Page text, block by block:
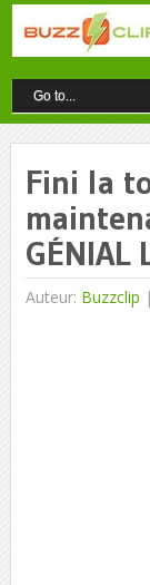
Fini la
GÉNIAL
Auteur: Buzzclip |